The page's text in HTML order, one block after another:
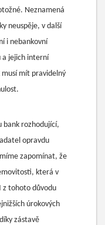
Neznamená
neuspěje, v další
i nebankovní
a jejich interní
musí mít pravidelný
bank rozhodující,
opravdu
zapomínat, že
která v
z tohoto důvodu
úrokových
zástavě